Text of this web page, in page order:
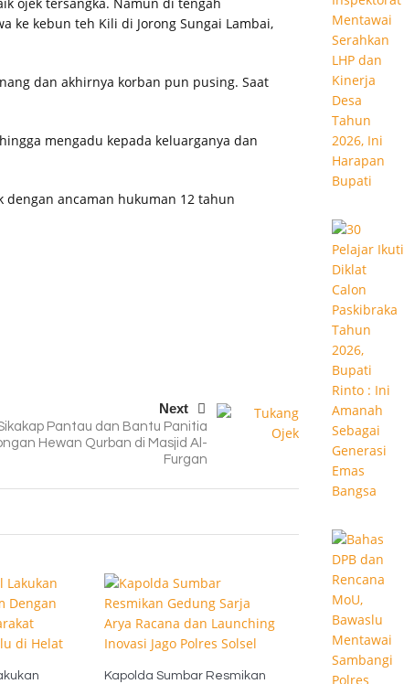
ojek tersangka. Namun di tengah
ke kebun teh Kili di Jorong Sungai Lambai,
dan akhirnya korban pun pusing. Saat
mengadu kepada keluarganya dan
ancaman hukuman 12 tahun
Next
Pantau dan Bantu Panitia
Hewan Qurban di Masjid Al-
Furgan
Kapolda Sumbar Resmikan